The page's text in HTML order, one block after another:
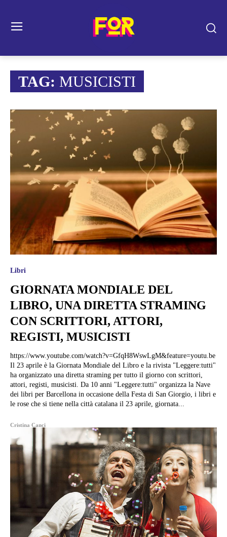
TAG: MUSICISTI
Libri
GIORNATA MONDIALE DEL
LIBRO, UNA DIRETTA STRAMING
CON SCRITTORI, ATTORI,
REGISTI, MUSICISTI
https://www.youtube.com/watch?v=GfqH8WswLgM&feature=youtu.be
Il 23 aprile è la Giornata Mondiale del Libro e la rivista "Leggere:tutti"
ha organizzato una diretta straming per tutto il giorno con scrittori,
attori, registi, musicisti. Da 10 anni "Leggere:tutti" organizza la Nave
dei libri per Barcellona in occasione della Festa di San Giorgio, i libri e
le rose che si tiene nella città catalana il 23 aprile, giornata...
Cristina Canci